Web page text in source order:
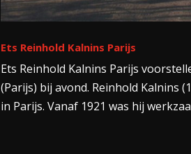
Ets Reinhold Kalnins Parijs
Ets Reinhold Kalnins Parijs
(Parijs) bij avond. Reinhold Kalnins
in Parijs. Vanaf 1921 was hij